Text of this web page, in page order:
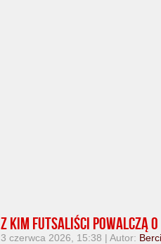
Z kim futsaliści powalczą
3 czerwca 2026, 15:38 | Autor: